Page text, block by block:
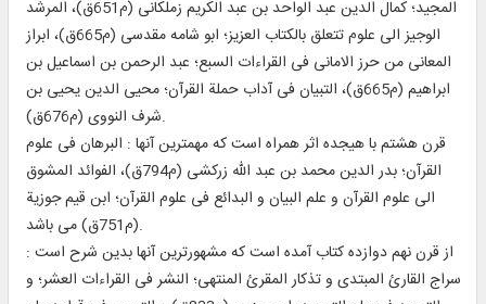
المجيد؛ كمال الدين عبد الواحد بن عبد الكريم زملكانى (م‏651ق)، المرشد
الوجيز الى علوم تتعلق بالكتاب العزيز؛ ابو شامه مقدسى (م‏665ق)، ابراز
المعانى من حرز الامانى فى القراءات السبع؛ عبد الرحمن بن اسماعيل بن
ابراهيم (م‏665ق)، التبيان فى آداب حملة القرآن؛ محيى الدين يحيى بن
شرف النووى (م‏676ق).
قرن هشتم با هيجده اثر همراه است كه مهمترين آنها : البرهان فى علوم
القرآن؛ بدر الدين محمد بن عبد الله زركشى (م‏794ق)، الفوائد المشوق
الى علوم القرآن و علم البيان و البدائع فى علوم القرآن؛ ابن قيم جوزية
(م‏751ق) مى باشد.
از قرن نهم دوازده كتاب آمده است كه مشهورترين آنها بدين شرح است :
سراج القارئ المبتدى و تذكار المقرئ المنتهى؛ النشر فى القراءات العشر؛ و